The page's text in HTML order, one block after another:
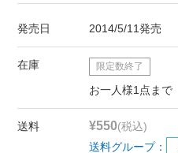
発売日 2014/5/11発売
在庫 限定数終了
お一人様1点まで
送料 ¥550(税込)
送料グループ：